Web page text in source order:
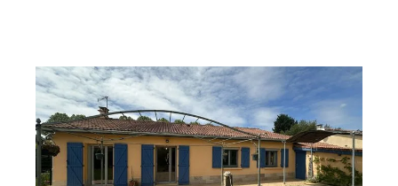
MEXIMIEUX 01
99,38 m2, 6 pièces
Ref : 5999
Maison à vendre